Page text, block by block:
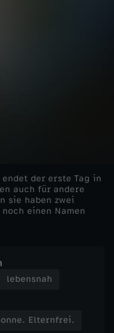
der erste Tag in
auch für andere
sie haben zwei
einen Namen
lebensnah
Elternfrei.